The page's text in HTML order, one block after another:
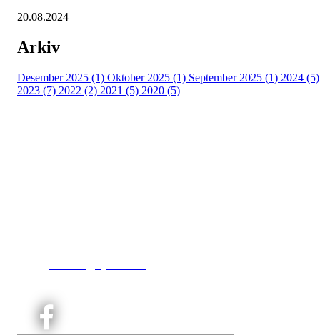
20.08.2024
Arkiv
Desember 2025 (1) Oktober 2025 (1) September 2025 (1) 2024 (5)
2023 (7) 2022 (2) 2021 (5) 2020 (5)